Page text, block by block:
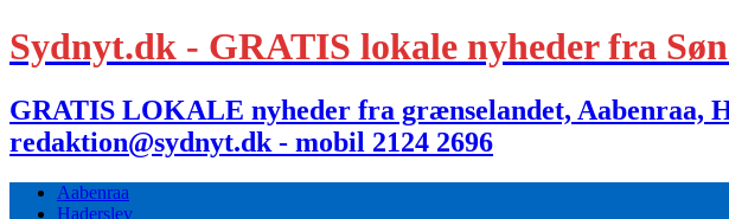
Sydnyt.dk - GRATIS lokale nyheder fra
GRATIS LOKALE nyheder fra grænselandet, Aabenraa,
redaktion@sydnyt.dk - mobil 2124 2696
Aabenraa
Haderslev